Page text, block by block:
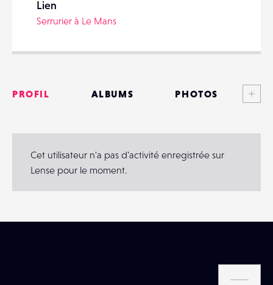
Lien
Serrurier à Le Mans
PROFIL ALBUMS PHOTOS
MATÉRIELS
Cet utilisateur n'a pas d'activité enregistrée sur
Lense pour le moment.